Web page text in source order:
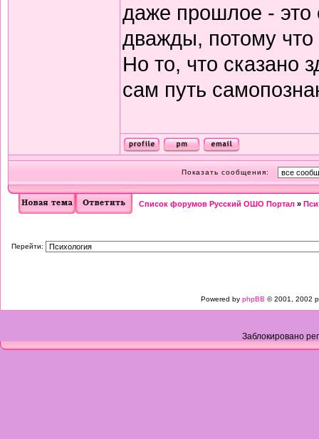
даже прошлое - это
дважды, потому
Но то, что сказано
сам путь
Показать сообщения:
Список форумов Русский ОШО Портал »
Перейти:
Powered by phpBB © 2001, 2002
Заблокировано